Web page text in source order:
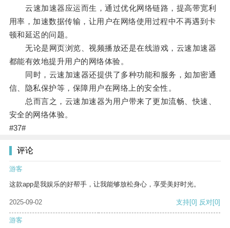
云速加速器应运而生，通过优化网络链路，提高带宽利
用率，加速数据传输，让用户在网络使用过程中不再遇到卡
顿和延迟的问题。
无论是网页浏览、视频播放还是在线游戏，云速加速器
都能有效地提升用户的网络体验。
同时，云速加速器还提供了多种功能和服务，如加密通
信、隐私保护等，保障用户在网络上的安全性。
总而言之，云速加速器为用户带来了更加流畅、快速、
安全的网络体验。
#37#
评论
游客
这款app是我娱乐的好帮手，让我能够放松身心，享受美好时光。
2025-09-02 支持[0] 反对[0]
游客